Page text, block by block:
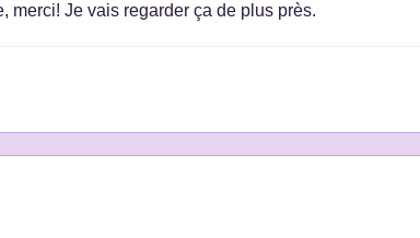
merci! Je vais regarder ça de plus près.